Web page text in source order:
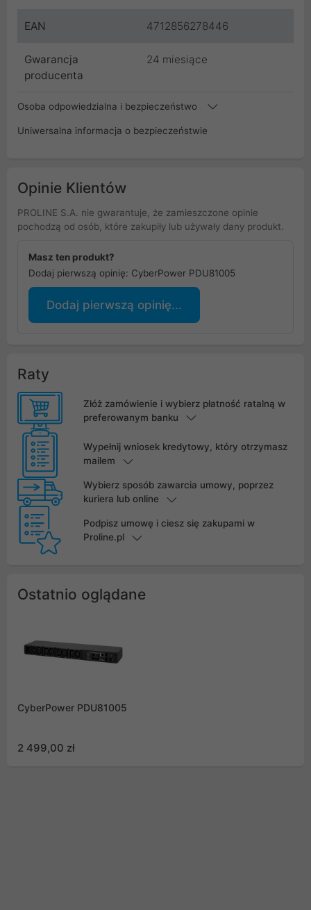
EAN 4712856278446
Gwarancja
producenta
24 miesiące
Osoba odpowiedzialna i bezpieczeństwo
Uniwersalna informacja o bezpieczeństwie
Opinie Klientów
PROLINE S.A. nie gwarantuje, że zamieszczone opinie
pochodzą od osób, które zakupiły lub używały dany produkt.
Masz ten produkt?
Dodaj pierwszą opinię: CyberPower PDU81005
Dodaj pierwszą opinię...
Raty
Złóż zamówienie i wybierz płatność ratalną w
preferowanym banku
Wypełnij wniosek kredytowy, który otrzymasz
mailem
Wybierz sposób zawarcia umowy, poprzez
kuriera lub online
Podpisz umowę i ciesz się zakupami w
Proline.pl
Ostatnio oglądane
CyberPower PDU81005
2 499,00 zł